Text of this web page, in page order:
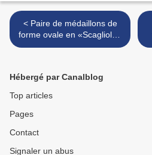
< Paire de médaillons de
forme ovale en «Sca­gliole»
sur fond noir. Italie,
Hébergé par Canalblog
Top articles
Pages
Contact
Signaler un abus